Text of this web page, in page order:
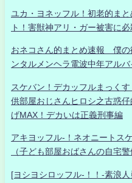
ユカ・ヨネッフル！初老的ま
ト！害獣神アリ・ガー被害に
おネコさん的まとめ速報 僕の
ンタルメンヘラ電波中年アル
スケバン！デカッフルまっく
供部屋おじさんヒロシ之古惑
げMAX！デカいは正義刑事編
アキヨッフル-！ネオニートス
（子ども部屋おばさんの自宅
[ヨシヨシロッフル-！！-素浪